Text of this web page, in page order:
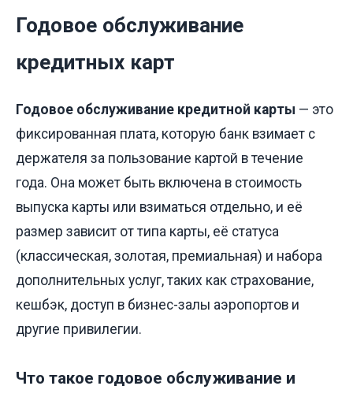
Годовое обслуживание
кредитных карт
Годовое обслуживание кредитной карты — это
фиксированная плата, которую банк взимает с
держателя за пользование картой в течение
года. Она может быть включена в стоимость
выпуска карты или взиматься отдельно, и её
размер зависит от типа карты, её статуса
(классическая, золотая, премиальная) и набора
дополнительных услуг, таких как страхование,
кешбэк, доступ в бизнес-залы аэропортов и
другие привилегии.
Что такое годовое обслуживание и